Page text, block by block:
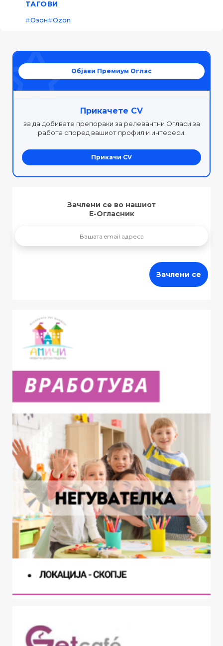
ТАГОВИ
Озон Ozon
Објави Премиум Оглас
Прикачете CV
за да добивате препораки за релевантни Огласи за
работа според вашиот профил и интереси.
Прикачи CV
Зачлени се во нашиот
Е-Огласник